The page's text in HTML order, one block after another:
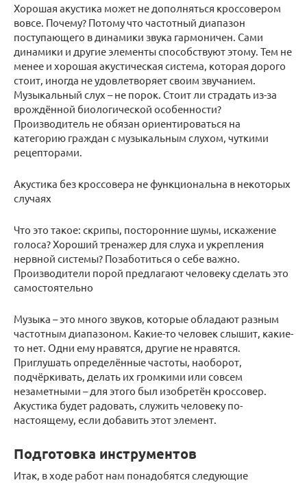
Хорошая акустика может не дополняться кроссовером
вовсе. Почему? Потому что частотный диапазон
поступающего в динамики звука гармоничен. Сами
динамики и другие элементы способствуют этому. Тем не
менее и хорошая акустическая система, которая дорого
стоит, иногда не удовлетворяет своим звучанием.
Музыкальный слух – не порок. Стоит ли страдать из-за
врождённой биологической особенности?
Производитель не обязан ориентироваться на
категорию граждан с музыкальным слухом, чуткими
рецепторами.
Акустика без кроссовера не функциональна в некоторых
случаях
Что это такое: скрипы, посторонние шумы, искажение
голоса? Хороший тренажер для слуха и укрепления
нервной системы? Позаботиться о себе важно.
Производители порой предлагают человеку сделать это
самостоятельно
Музыка – это много звуков, которые обладают разным
частотным диапазоном. Какие-то человек слышит, какие-
то нет. Одни ему нравятся, другие не нравятся.
Приглушать определённые частоты, наоборот,
подчёркивать, делать их громкими или совсем
незаметными – для этого был изобретён кроссовер.
Акустика будет радовать, служить человеку по-
настоящему, если добавить этот элемент.
Подготовка инструментов
Итак, в ходе работ нам понадобятся следующие